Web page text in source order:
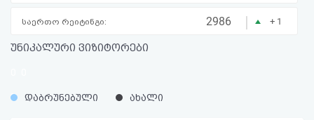
პაროლის
აღდგენა
საერთო რეიტინგი: 2986 | + 1
უნიკალური ვიზიტორები
%
% დაბრუნებული ახალი